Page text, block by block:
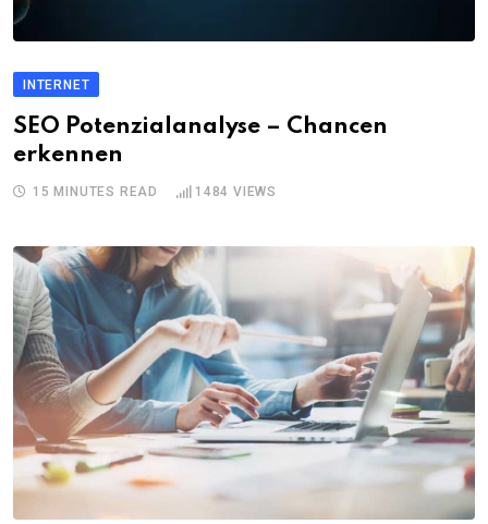
INTERNET
SEO Potenzialanalyse – Chancen
erkennen
15 MINUTES READ 1484 VIEWS